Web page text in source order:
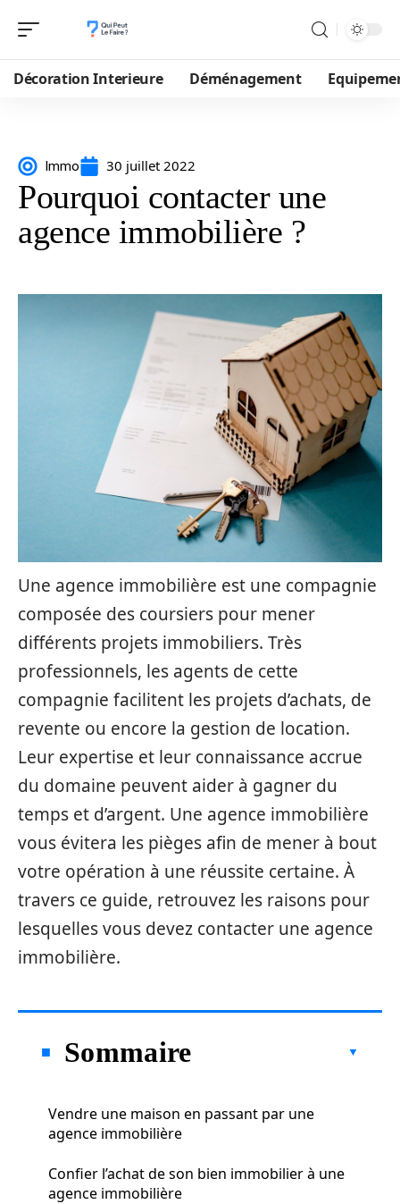
Décoration Interieure Déménagement
Immo 30 juillet 2022
Pourquoi contacter une
agence immobilière ?
Une agence immobilière est une compagnie
composée des coursiers pour mener
différents projets immobiliers. Très
professionnels, les agents de cette
compagnie facilitent les projets d’achats, de
revente ou encore la gestion de location.
Leur expertise et leur connaissance accrue
du domaine peuvent aider à gagner du
temps et d’argent. Une agence immobilière
vous évitera les pièges afin de mener à bout
votre opération à une réussite certaine. À
travers ce guide, retrouvez les raisons pour
lesquelles vous devez contacter une agence
immobilière.
Sommaire
Vendre une maison en passant par une
agence immobilière
Confier l’achat de son bien immobilier à une
agence immobilière